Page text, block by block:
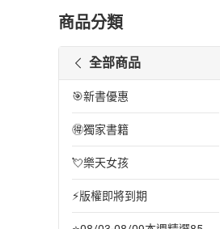
商品分類
全部商品
🎯新書優惠
🉐獨家書籍
💘樂天女孩
⚡版權即將到期